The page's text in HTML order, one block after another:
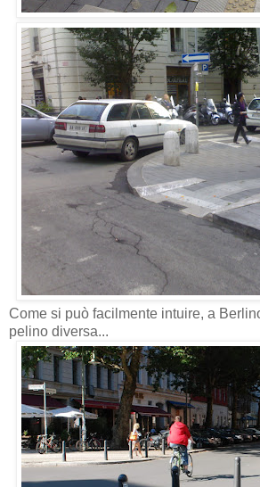
Come si può facilmente intuire, a
pelino diversa...